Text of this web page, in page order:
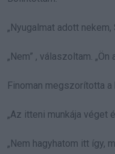
„Nyugalmat adott nekem,
„Nem” , válaszoltam. „Ön
Finoman megszorította a
„Az itteni munkája véget
„Nem hagyhatom itt így,